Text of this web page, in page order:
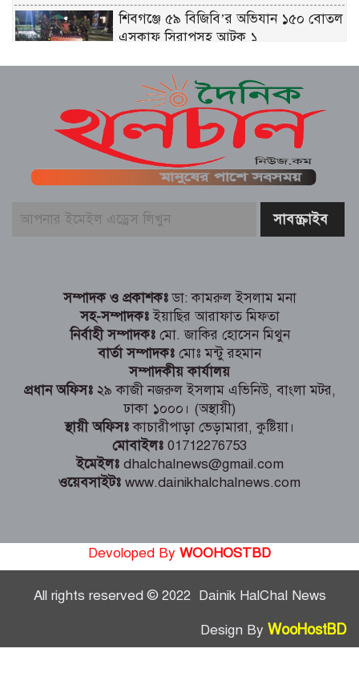
শিবগঞ্জে ৫৯ বিজিবি’র অভিযান ১৫০ বোতল
এসকাফ সিরাপসহ আটক ১
তাহিরপুরে জমি বিরোধে নারীসহ ৬ জনকে
কুপিয়ে আহত ; চিকিৎসাধীন থাকার ১২ দিন
পর আহত মধু মিয়ার মৃত্যু
প্রতিটি ইউনিয়নে খেলার মাঠ বানানো হবে
,,,,,,,,,,,,,,,, যুব ও ক্রীড়া প্রতিমন্ত্রী আমিনুল
হক
নোয়াখালীতে তরুণীদের দিয়ে পর্নো ভিডিও
তৈরি: গ্রেপ্তার ৫, উদ্ধার ৪ তরুণী
সম্পাদক ও প্রকাশকঃডা: কামরুল ইসলাম মনা
সহ-সম্পাদকঃইয়াছির আরাফাত মিফতা
নির্বাহী সম্পাদকঃমো. জাকির হোসেন মিথুন
বার্তা সম্পাদকঃ মোঃ মন্টু রহমান
সম্পাদকীয় কার্যালয়
প্রধান অফিসঃ২৯ কাজী নজরুল ইসলাম এভিনিউ, বাংলা মটর,
ঢাকা ১০০০। (অস্থায়ী)
স্থায়ী অফিসঃকাচারীপাড়া ভেড়ামারা, কুষ্টিয়া।
মোবাইলঃ 01712276753
ইমেইলঃdhalchalnews@gmail.com
ওয়েবসাইটঃ www.dainikhalchalnews.com
Devoloped By WOOHOSTBD
All rights reserved © 2022 Dainik HalChal News
Design By WooHostBD